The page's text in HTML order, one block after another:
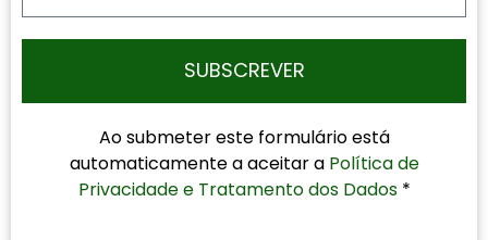
SUBSCREVER
Ao submeter este formulário está
automaticamente a aceitar a Política de
Privacidade e Tratamento dos Dados *